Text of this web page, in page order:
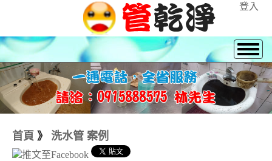
登入
首頁 》 洗水管 案例